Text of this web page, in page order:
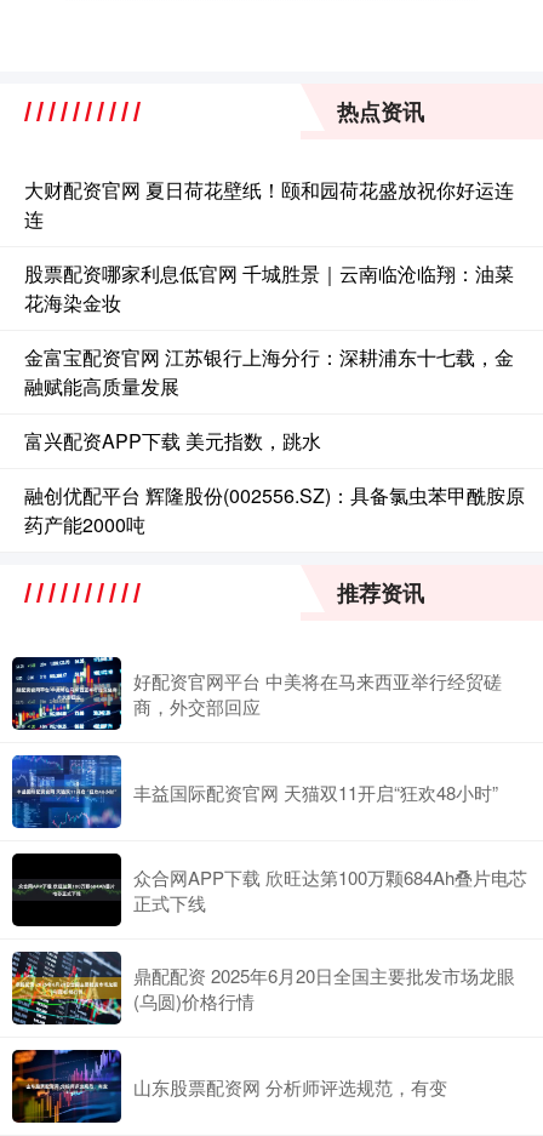
热点资讯
大财配资官网 夏日荷花壁纸！颐和园荷花盛放祝你好运连
连
股票配资哪家利息低官网 千城胜景｜云南临沧临翔：油菜
花海染金妆
金富宝配资官网 江苏银行上海分行：深耕浦东十七载，金
融赋能高质量发展
富兴配资APP下载 美元指数，跳水
融创优配平台 辉隆股份(002556.SZ)：具备氯虫苯甲酰胺原
药产能2000吨
推荐资讯
好配资官网平台 中美将在马来西亚举行经贸磋
商，外交部回应
丰益国际配资官网 天猫双11开启“狂欢48小时”
众合网APP下载 欣旺达第100万颗684Ah叠片电芯
正式下线
鼎配配资 2025年6月20日全国主要批发市场龙眼
(乌圆)价格行情
山东股票配资网 分析师评选规范，有变